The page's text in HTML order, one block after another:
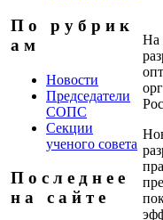
П о р у б р и к
а м
Новости
Председатели
СОПС
Секции
ученого совета
П о с л е д н е е
н а с а й т е
На